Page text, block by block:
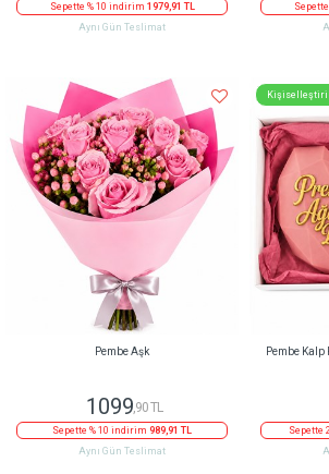
Sepette % 10 indirim 1979,91 TL
Aynı Gün Teslimat
Pembe Aşk
1099,90 TL
Sepette % 10 indirim 989,91 TL
Aynı Gün Teslimat
Pembe
Sepette